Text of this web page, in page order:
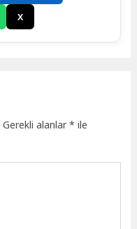
X
Gerekli alanlar* ile